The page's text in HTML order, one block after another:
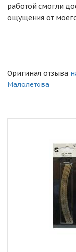
работой смогли
ощущения от
Оригинал отзыва
Малолетова